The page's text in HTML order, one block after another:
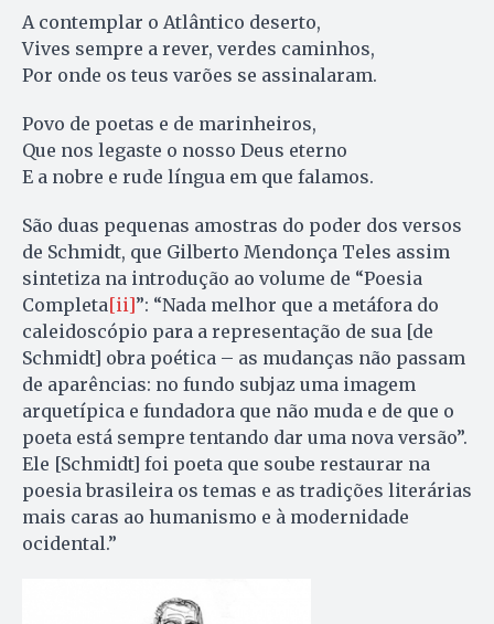
A contemplar o Atlântico deserto,
Vives sempre a rever, verdes caminhos,
Por onde os teus varões se assinalaram.
Povo de poetas e de marinheiros,
Que nos legaste o nosso Deus eterno
E a nobre e rude língua em que falamos.
São duas pequenas amostras do poder dos versos
de Schmidt, que Gilberto Mendonça Teles assim
sintetiza na introdução ao volume de “Poesia
Completa[ii]”: “Nada melhor que a metáfora do
caleidoscópio para a representação de sua [de
Schmidt] obra poética – as mudanças não passam
de aparências: no fundo subjaz uma imagem
arquetípica e fundadora que não muda e de que o
poeta está sempre tentando dar uma nova versão”.
Ele [Schmidt] foi poeta que soube restaurar na
poesia brasileira os temas e as tradições literárias
mais caras ao humanismo e à modernidade
ocidental.”